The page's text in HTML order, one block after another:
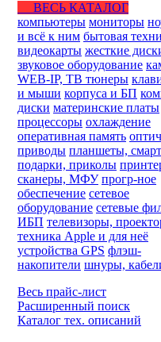
ВЕСЬ КАТАЛОГ
компьютеры мониторы
и всё к ним бытовая
видеокарты жесткие
звуковое оборудование
WEB-IP, ТВ тюнеры
и мыши корпуса и БП
диски материнские платы
процессоры охлаждение
оперативная память
приводы планшеты,
подарки, приколы
сканеры, МФУ прогр-ное
обеспечение сетевое
оборудование сетевые
ИБП телевизоры,
техника Apple и для неё
устройства GPS флэш-
накопители шнуры,
Весь прайс-лист
Расширенный поиск
Каталог тех. описаний